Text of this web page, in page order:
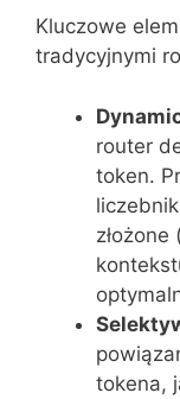
Kluczowe
tradycyjnymi
router
token.
tokena,